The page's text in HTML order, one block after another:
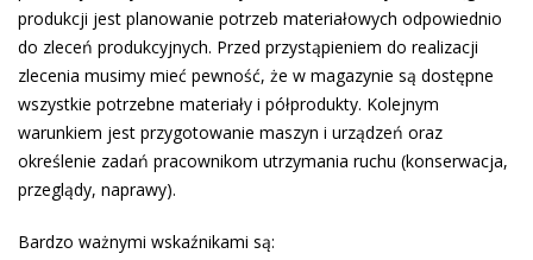
produkcji jest planowanie potrzeb materiałowych odpowiednio
do zleceń produkcyjnych. Przed przystąpieniem do realizacji
zlecenia musimy mieć pewność, że w magazynie są dostępne
wszystkie potrzebne materiały i półprodukty. Kolejnym
warunkiem jest przygotowanie maszyn i urządzeń oraz
określenie zadań pracownikom utrzymania ruchu (konserwacja,
przeglądy, naprawy).
Bardzo ważnymi wskaźnikami są: